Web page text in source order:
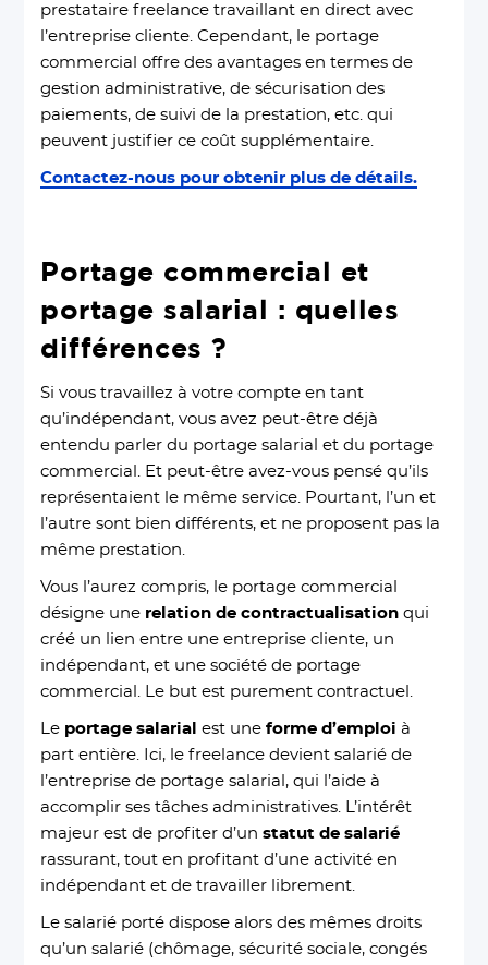
prestataire freelance travaillant en direct avec
l’entreprise cliente. Cependant, le portage
commercial offre des avantages en termes de
gestion administrative, de sécurisation des
paiements, de suivi de la prestation, etc. qui
peuvent justifier ce coût supplémentaire.
Contactez-nous pour obtenir plus de détails.
Portage commercial et
portage salarial : quelles
différences ?
Si vous travaillez à votre compte en tant
qu’indépendant, vous avez peut-être déjà
entendu parler du portage salarial et du portage
commercial. Et peut-être avez-vous pensé qu’ils
représentaient le même service. Pourtant, l’un et
l’autre sont bien différents, et ne proposent pas la
même prestation.
Vous l’aurez compris, le portage commercial
désigne une relation de contractualisationqui
créé un lien entre une entreprise cliente, un
indépendant, et une société de portage
commercial. Le but est purement contractuel.
Le portage salarial est uneforme d’emploi à
part entière. Ici, le freelance devient salarié de
l’entreprise de portage salarial, qui l’aide à
accomplir ses tâches administratives. L’intérêt
majeur est de profiter d’unstatut de salarié
rassurant, tout en profitant d’une activité en
indépendant et de travailler librement.
Le salarié porté dispose alors des mêmes droits
qu’un salarié (chômage, sécurité sociale, congés